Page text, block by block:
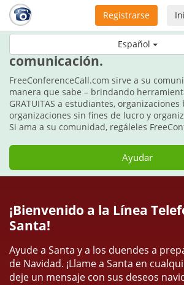
Español
Registrarse
Estos días festivos, regale
comunicación.
FreeConferenceCall.com sirve a su
manera que sabe – brindando
GRATUITAS a estudiantes, organizaciones
organizaciones sin fines de lucro y
Si ama a su comunidad, regáleles
Ayudar
¡Bienvenido a la Línea
Santa!
Ayude a Santa y a los duendes a
de Navidad. ¡Llame a Santa en
deje un mensaje con sus deseos